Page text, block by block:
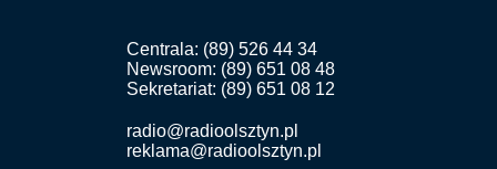
Centrala: (89) 526 44 34
Newsroom: (89) 651 08 48
Sekretariat: (89) 651 08 12
radio@radioolsztyn.pl
reklama@radioolsztyn.pl